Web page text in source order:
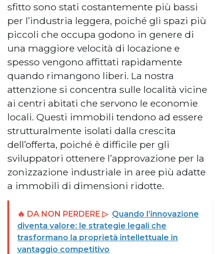
sfitto sono stati costantemente più bassi
per l’industria leggera, poiché gli spazi più
piccoli che occupa godono in genere di
una maggiore velocità di locazione e
spesso vengono affittati rapidamente
quando rimangono liberi. La nostra
attenzione si concentra sulle località vicine
ai centri abitati che servono le economie
locali. Questi immobili tendono ad essere
strutturalmente isolati dalla crescita
dell’offerta, poiché è difficile per gli
sviluppatori ottenere l’approvazione per la
zonizzazione industriale in aree più adatte
a immobili di dimensioni ridotte.
🔥 DA NON PERDERE ▷ Quando l’innovazione
diventa valore: le strategie legali che
trasformano la proprietà intellettuale in
vantaggio competitivo